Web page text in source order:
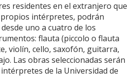
residentes en el extranjero que
intérpretes, podrán
uno a cuatro de los
flauta (piccolo o flauta
violín, cello, saxofón, guitarra,
Las obras seleccionadas serán
de la Universidad de